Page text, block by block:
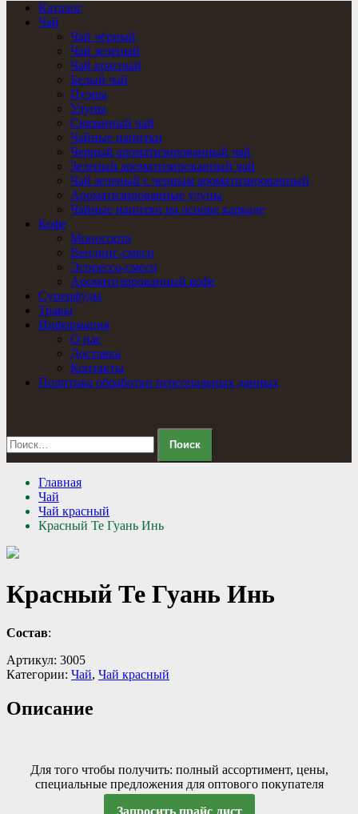
Каталог
Чай
Чай чёрный
Чай зелёный
Чай красный
Белый чай
Пуэры
Улуны
Связанный чай
Чайные напитки
Черный ароматизированный чай
Зеленый ароматизированный чай
Чай зеленый с черным ароматизированный
Ароматизированные улуны
Чайные напитки на основе каркаде
Кофе
Моносорта
Вендинг-смеси
Эспрессо-смеси
Ароматизированный кофе
Суперфуды
Травы
Информация
О нас
Доставка
Контакты
Политика обработки персональных данных
Найти:
Главная
Чай
Чай красный
Красный Те Гуань Инь
Красный Те Гуань Инь
Состав:
Артикул: 3005
Категории: Чай, Чай красный
Описание
Для того чтобы получить: полный ассортимент, цены,
специальные предложения для оптового покупателя
Запросить прайс лист